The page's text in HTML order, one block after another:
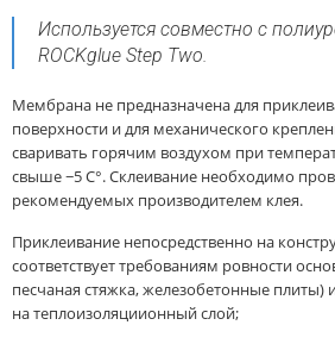
Используется совместно с
ROCKglue Step Two.
Мембрана не предназначена для
поверхности и для механического
сваривать горячим воздухом при
свыше −5 С°. Склеивание необходимо
рекомендуемых производителем клея.
Приклеивание непосредственно на
соответствует требованиям ровности
песчаная стяжка, железобетонные плиты)
на теплоизоляциионный слой;